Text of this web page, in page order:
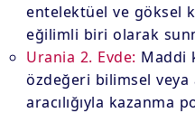
entelektüel ve göksel
eğilimli biri olarak
Urania 2. Evde: Maddi
özdeğeri bilimsel
aracılığıyla kazanma